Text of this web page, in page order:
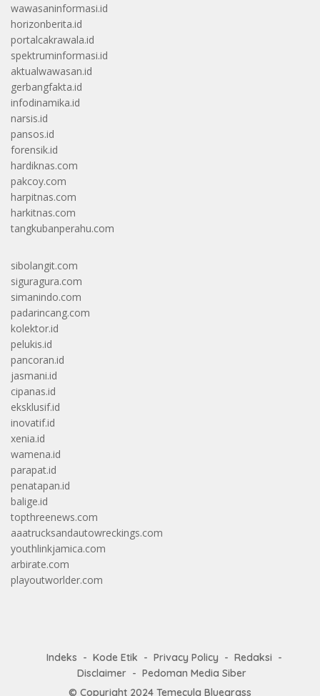
wawasaninformasi.id
horizonberita.id
portalcakrawala.id
spektruminformasi.id
aktualwawasan.id
gerbangfakta.id
infodinamika.id
narsis.id
pansos.id
forensik.id
hardiknas.com
pakcoy.com
harpitnas.com
harkitnas.com
tangkubanperahu.com
sibolangit.com
siguragura.com
simanindo.com
padarincang.com
kolektor.id
pelukis.id
pancoran.id
jasmani.id
cipanas.id
eksklusif.id
inovatif.id
xenia.id
wamena.id
parapat.id
penatapan.id
balige.id
topthreenews.com
aaatrucksandautowreckings.com
youthlinkjamica.com
arbirate.com
playoutworlder.com
Indeks Kode Etik Privacy Policy
Redaksi
Disclaimer
Pedoman Media Siber
© Copyright 2024 Temecula Bluegrass